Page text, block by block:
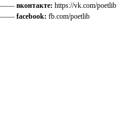
—— вконтакте: https://vk.com/poetlib
—— facebook: fb.com/poetlib